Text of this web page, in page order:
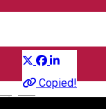
English
Copied!
Party